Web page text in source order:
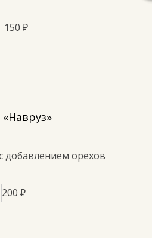
150 ₽
добавлением орехов
200 ₽